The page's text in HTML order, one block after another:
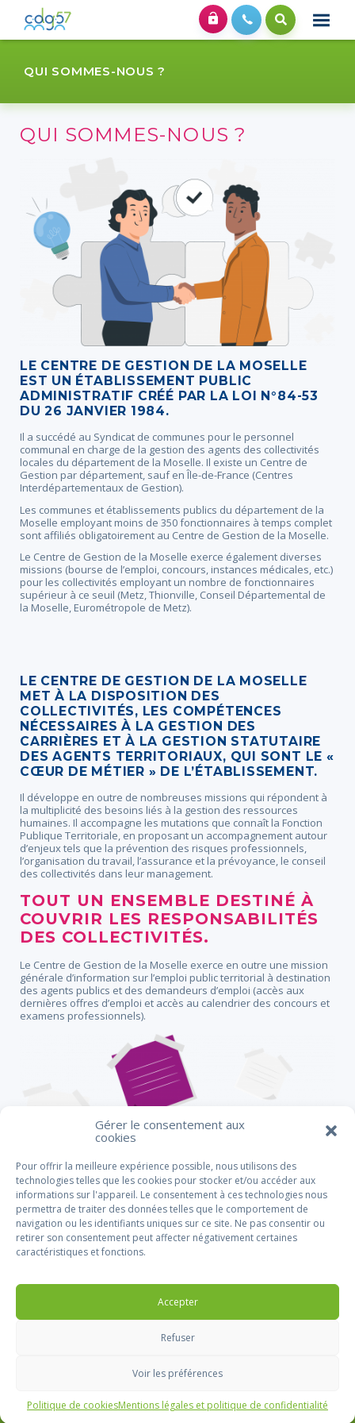
Gérer le consentement aux
cookies
Pour offrir la meilleure expérience possible, nous utilisons des
technologies telles que les cookies pour stocker et/ou accéder aux
informations sur l'appareil. Le consentement à ces technologies nous
permettra de traiter des données telles que le comportement de
navigation ou les identifiants uniques sur ce site. Ne pas consentir ou
retirer son consentement peut affecter négativement certaines
caractéristiques et fonctions.
Accepter
Refuser
Voir les préférences
Politique de cookiesMentions légales et politique de confidentialité
QUI SOMMES-NOUS ?
QUI SOMMES-NOUS ?
LE CENTRE DE GESTION DE LA MOSELLE
EST UN ÉTABLISSEMENT PUBLIC
ADMINISTRATIF CRÉÉ PAR LA LOI N°84-53
DU 26 JANVIER 1984.
Il a succédé au Syndicat de communes pour le personnel
communal en charge de la gestion des agents des collectivités
locales du département de la Moselle. Il existe un Centre de
Gestion par département, sauf en Île-de-France (Centres
Interdépartementaux de Gestion).
Les communes et établissements publics du département de la
Moselle employant moins de 350 fonctionnaires à temps complet
sont affiliés obligatoirement au Centre de Gestion de la Moselle.
Le Centre de Gestion de la Moselle exerce également diverses
missions (bourse de l’emploi, concours, instances médicales, etc.)
pour les collectivités employant un nombre de fonctionnaires
supérieur à ce seuil (Metz, Thionville, Conseil Départemental de
la Moselle, Eurométropole de Metz).
LE CENTRE DE GESTION DE LA MOSELLE
MET À LA DISPOSITION DES
COLLECTIVITÉS, LES COMPÉTENCES
NÉCESSAIRES À LA GESTION DES
CARRIÈRES ET À LA GESTION STATUTAIRE
DES AGENTS TERRITORIAUX, QUI SONT LE «
CŒUR DE MÉTIER » DE L’ÉTABLISSEMENT.
Il développe en outre de nombreuses missions qui répondent à
la multiplicité des besoins liés à la gestion des ressources
humaines. Il accompagne les mutations que connaît la Fonction
Publique Territoriale, en proposant un accompagnement autour
d’enjeux tels que la prévention des risques professionnels,
l’organisation du travail, l’assurance et la prévoyance, le conseil
des collectivités dans leur management.
TOUT UN ENSEMBLE DESTINÉ À
COUVRIR LES RESPONSABILITÉS
DES COLLECTIVITÉS.
Le Centre de Gestion de la Moselle exerce en outre une mission
générale d’information sur l’emploi public territorial à destination
des agents publics et des demandeurs d’emploi (accès aux
dernières offres d’emploi et accès au calendrier des concours et
examens professionnels).
CDG57© 2019 - Tous droits réservés
Gestion des cookies - Réalisation :OCI